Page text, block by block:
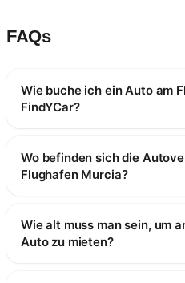
FAQs
Wie buche ich ein Auto am
FindYCar?
Wo befinden sich die
Flughafen Murcia?
Wie alt muss man sein, um
Auto zu mieten?